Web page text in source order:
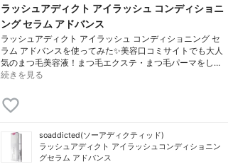
ラッシュアディクト アイラッシュ コンディショニ
ング セラム アドバンス
ラッシュアディクト アイラッシュ コンディショニング セ
ラム アドバンスを使ってみた✨美容口コミサイトでも大人
気のまつ毛美容液！まつ毛エクステ・まつ毛パーマをし…
続きを見る
soaddicted(ソーアディクティッド)
ラッシュアディクト アイラッシュコンディショニン
グセラム アドバンス